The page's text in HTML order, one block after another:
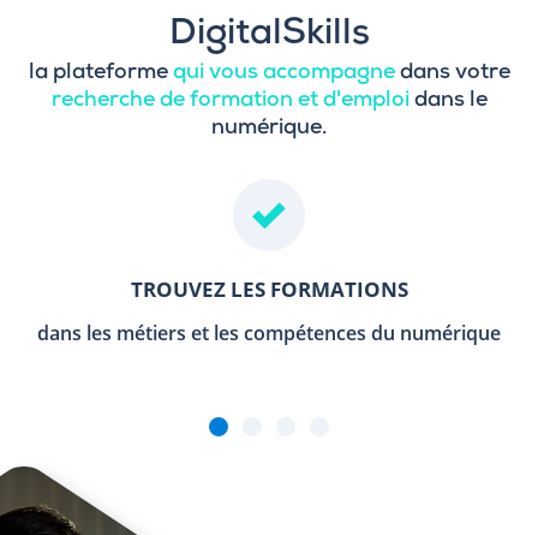
DigitalSkills
la plateforme qui vous accompagnedans votre
recherche de formation et d'emploi dans le
numérique.
TROUVEZ LES FORMATIONS
dans les métiers et les compétences du numérique